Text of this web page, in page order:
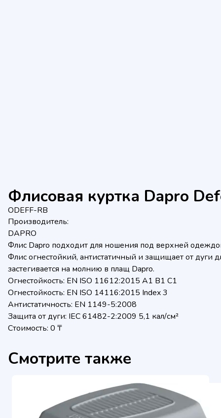
Флисовая куртка Dapro
ODEFF-RB
Производитель:
DAPRO
Флис Dapro подходит для ношения под верхней
Флис огнестойкий, антистатичный и защищает от дуги
застегивается на молнию в плащ Dapro.
Огнестойкость: EN ISO 11612:2015 A1 B1 C1
Огнестойкость: EN ISO 14116:2015 Index 3
Антистатичность: EN 1149-5:2008
Защита от дуги: IEC 61482-2:2009 5,1 кал/см²
Стоимость: 0 ₸
Смотрите также